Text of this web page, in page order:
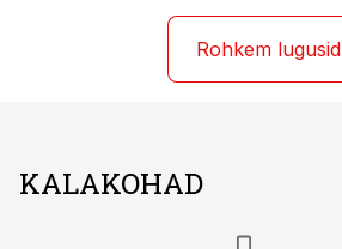
Rohkem lugusid
KALAKOHAD